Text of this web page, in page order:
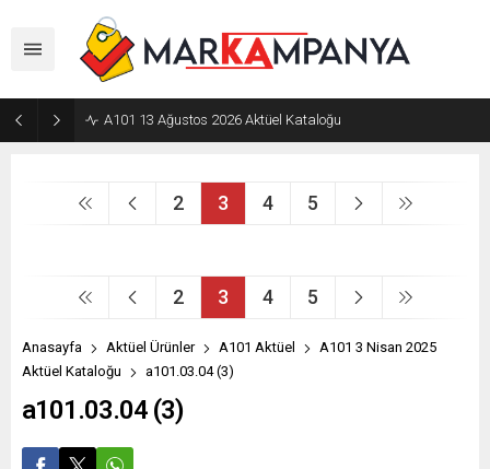
A101 13 Ağustos 2026 Aktüel Kataloğu
2 3 4 5
2 3 4 5
Anasayfa Aktüel Ürünler A101 Aktüel
A101 3 Nisan 2025
Aktüel Kataloğu
a101.03.04 (3)
a101.03.04 (3)